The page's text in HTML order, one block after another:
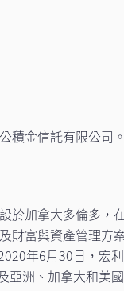
積金信託有限公司
於加拿大多倫多，
財富與資產管理方
年6月30日，宏
洲、加拿大和美